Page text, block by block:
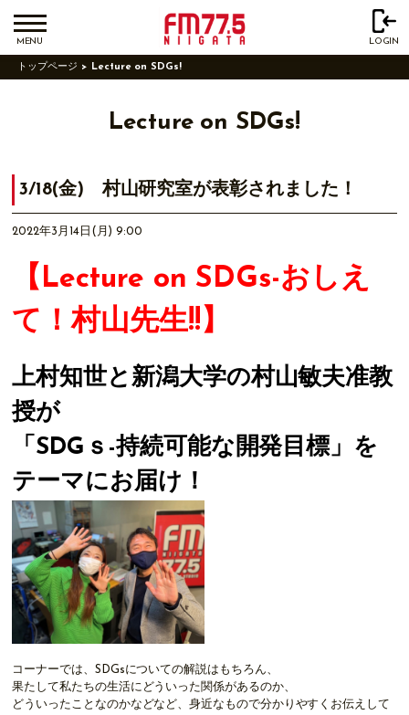
MENU LOGIN
トップページ Lecture on SDGs!
Lecture on SDGs!
3/18(金) 村山研究室が表彰されました！
2022年3月14日(月) 9:00
【Lecture on SDGs-おしえ
て！村山先生!!】
上村知世と新潟大学の村山敏夫准教
授が
「SDGｓ-持続可能な開発目標」を
テーマにお届け！
コーナーでは、SDGsについての解説はもちろん、
果たして私たちの生活にどういった関係があるのか、
どういったことなのかなどなど、身近なもので分かりやすくお伝えして